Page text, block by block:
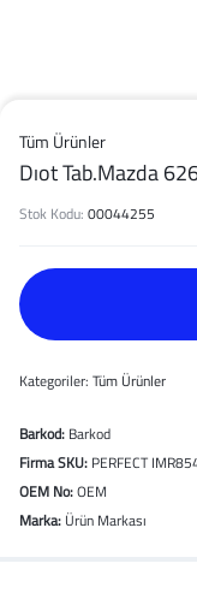
Tüm Ürünler
Dıot Tab.Mazda
Stok Kodu: 00044255
Kategoriler: Tüm Ürünler
Barkod: Barkod
Firma SKU: PERFECT
OEM No:OEM
Marka: Ürün Markası